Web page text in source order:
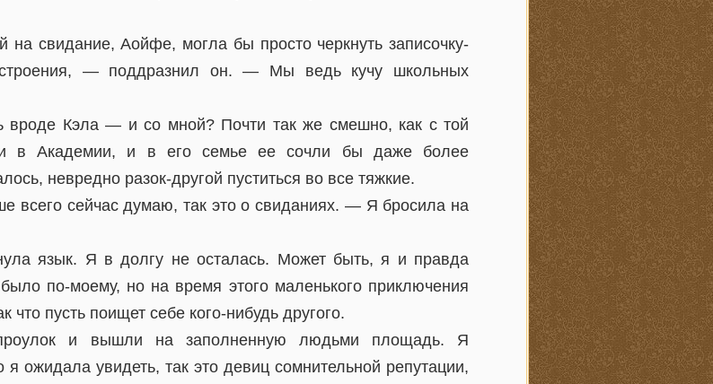
свидание, Аойфе, могла бы просто черкнуть записочку-
— поддразнил он. — Мы ведь кучу школьных
Кэла — и со мной? Почти так же смешно, как с той
в Академии, и в его семье ее сочли бы даже более
невредно разок-другой пуститься во все тяжкие.
всего сейчас думаю, так это о свиданиях. — Я бросила на
язык. Я в долгу не осталась. Может быть, я и правда
по-моему, но на время этого маленького приключения
что пусть поищет себе кого-нибудь другого.
и вышли на заполненную людьми площадь. Я
я ожидала увидеть, так это девиц сомнительной репутации,